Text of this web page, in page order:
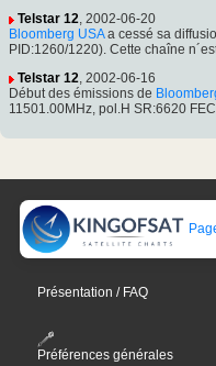
Telstar 12, 2002-06-20
Bloomberg USAa cessé sa
PID:1260/1220). Cette chaîne
Telstar 12, 2002-06-16
Début des émissions de
11501.00MHz, pol.H SR:6620
Présentation / FAQ
Préférences générales